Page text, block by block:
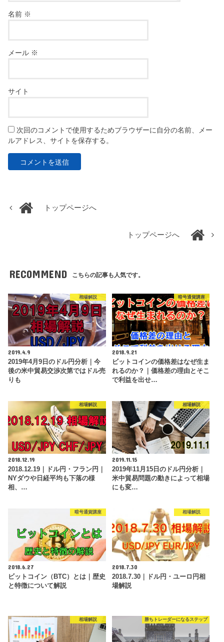
名前 ※
メール ※
サイト
次回のコメントで使用するためブラウザーに自分の名前、メー
ルアドレス、サイトを保存する。
トップページへ
トップページへ
RECOMMEND こちらの記事も人気です。
相場解説
2019.4.9
2019年4月9日のドル円分析｜今
後の米中貿易交渉次第ではドル売
りも
暗号通貨講座
2018.9.21
ビットコインの価格差はなぜ生ま
れるのか？｜価格差の理由とそこ
で利益を出せ…
相場解説
2018.12.19
2018.12.19｜ドル円・フラン円｜
NYダウや日経平均も下落の様
相、…
相場解説
2019.11.15
2019年11月15日のドル円分析｜
米中貿易問題の動きによって相場
にも変…
暗号通貨講座
2018.6.27
ビットコイン（BTC）とは｜歴史
と特徴について解説
相場解説
2018.7.30
2018.7.30｜ドル円・ユーロ円相
場解説
相場解説 勝ちトレーダーになるステップ